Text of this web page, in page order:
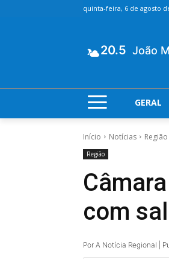
quinta-feira, 6 de agosto
20.5 João
GERAL
Início Notícias Região
Região
com
Por A Notícia Regional |